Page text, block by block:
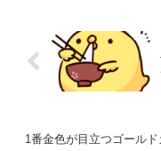
1番金色が目立つゴールド